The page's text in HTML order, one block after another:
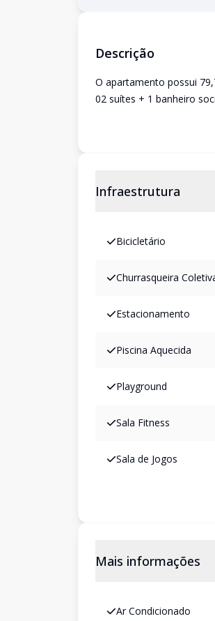
Descrição
O apartamento possui
02 suítes + 1 banheiro
Infraestrutura
Bicicletário
Churrasqueira
Estacionamento
Piscina Aquecida
Playground
Sala Fitness
Sala de Jogos
Mais informações
Ar Condicionado